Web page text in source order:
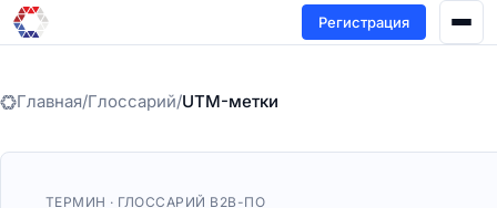
Регистрация
Главная/Глоссарий/UTM-метки
ТЕРМИН · ГЛОССАРИЙ B2B-ПО